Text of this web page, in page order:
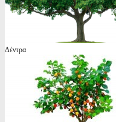
Δέντρα